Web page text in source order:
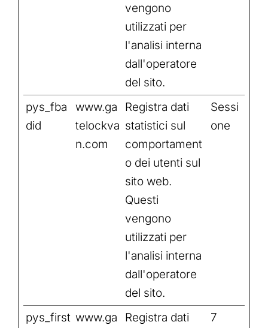
vengono
utilizzati per
l'analisi interna
dall'operatore
del sito.
pys_fba
did
www.ga
telockva
n.com
Registra dati
statistici sul
comportament
o dei utenti sul
sito web.
Questi
vengono
utilizzati per
l'analisi interna
dall'operatore
del sito.
Sessi
one
pys_first www.ga
Registra dati
7